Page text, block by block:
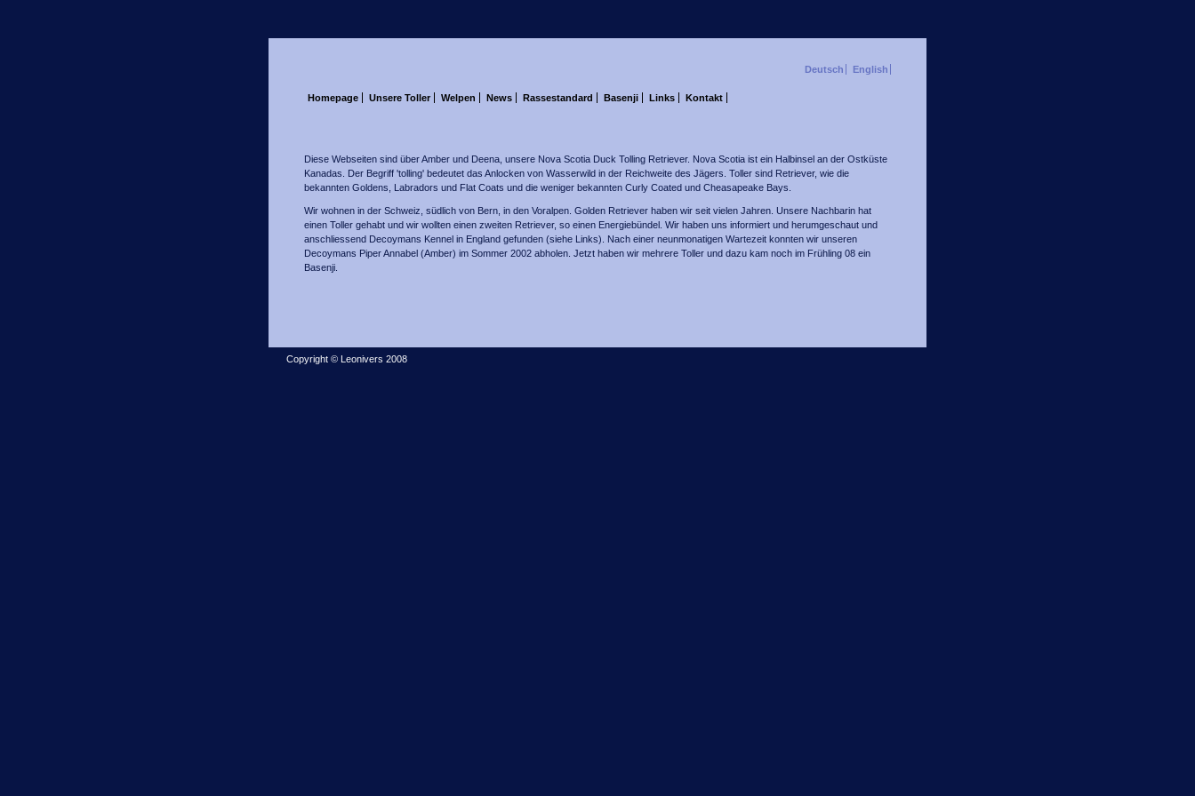
Deutsch English
Homepage Unsere Toller Welpen News Rassestandard Basenji Links Kontakt
Diese Webseiten sind über Amber und Deena, unsere Nova Scotia Duck Tolling Retriever. Nova Scotia ist ein Halbinsel an der Ostküste
Kanadas. Der Begriff 'tolling' bedeutet das Anlocken von Wasserwild in der Reichweite des Jägers. Toller sind Retriever, wie die
bekannten Goldens, Labradors und Flat Coats und die weniger bekannten Curly Coated und Cheasapeake Bays.
Wir wohnen in der Schweiz, südlich von Bern, in den Voralpen. Golden Retriever haben wir seit vielen Jahren. Unsere Nachbarin hat
einen Toller gehabt und wir wollten einen zweiten Retriever, so einen Energiebündel. Wir haben uns informiert und herumgeschaut und
anschliessend Decoymans Kennel in England gefunden (siehe Links). Nach einer neunmonatigen Wartezeit konnten wir unseren
Decoymans Piper Annabel (Amber) im Sommer 2002 abholen. Jetzt haben wir mehrere Toller und dazu kam noch im Frühling 08 ein
Basenji.
Copyright © Leonivers 2008